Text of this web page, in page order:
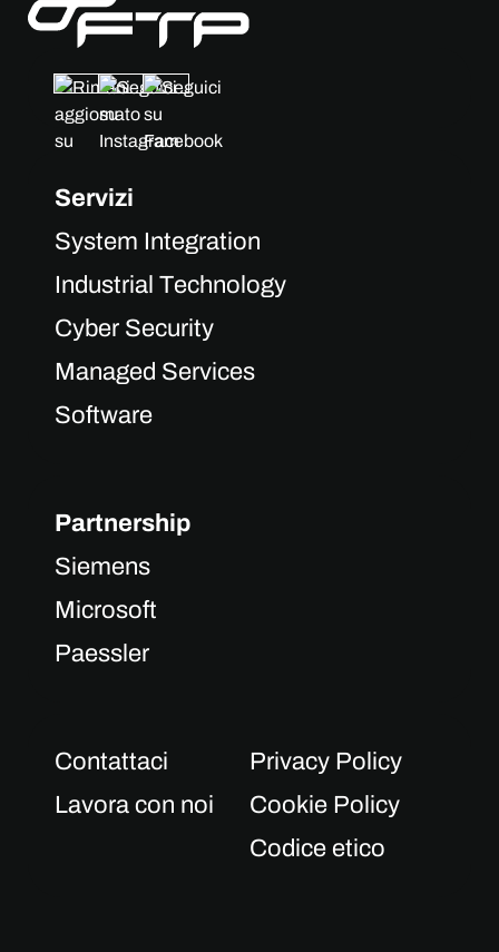
Servizi
System Integration
Industrial Technology
Cyber Security
Managed Services
Software
Partnership
Siemens
Microsoft
Paessler
Contattaci
Lavora con noi
Privacy Policy
Cookie Policy
Codice etico